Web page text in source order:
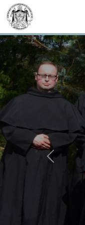
Previous